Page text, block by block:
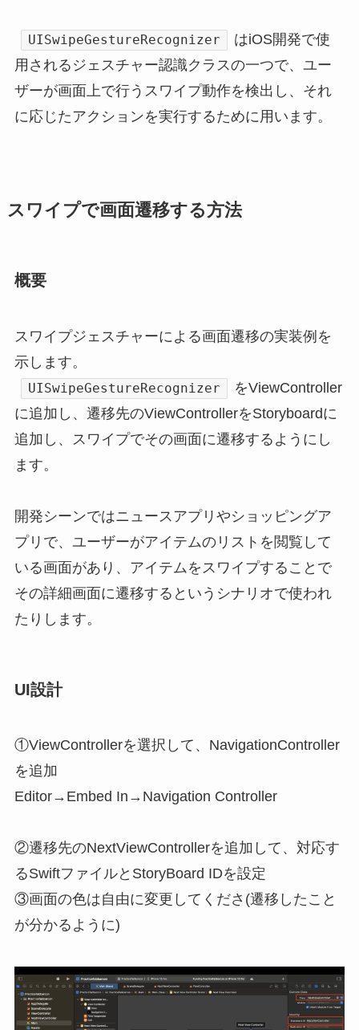
UISwipeGestureRecognizer
はiOS開発で使
用されるジェスチャー認識クラスの一つで、ユー
ザーが画面上で行うスワイプ動作を検出し、それ
に応じたアクションを実行するために用います。
スワイプで画面遷移する方法
概要
スワイプジェスチャーによる画面遷移の実装例を
示します。
UISwipeGestureRecognizer
をViewController
に追加し、遷移先のViewControllerをStoryboardに
追加し、スワイプでその画面に遷移するようにし
ます。
開発シーンではニュースアプリやショッピングア
プリで、ユーザーがアイテムのリストを閲覧して
いる画面があり、アイテムをスワイプすることで
その詳細画面に遷移するというシナリオで使われ
たりします。
UI設計
①ViewControllerを選択して、NavigationController
を追加
Editor→Embed In→Navigation Controller
②遷移先のNextViewControllerを追加して、対応す
るSwiftファイルとStoryBoard IDを設定
③画面の色は自由に変更してくださ(遷移したこと
が分かるように)